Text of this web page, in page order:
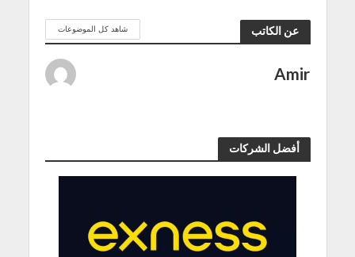
عن الكاتب شاهد كل الموضوعات
Amir
أفضل الشركات